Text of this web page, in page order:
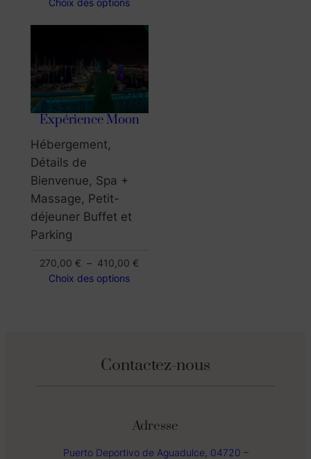
Choix des options
Expérience Moon
Hébergement,
Détails de
Bienvenue, Spa +
Massage, Petit-
déjeuner Buffet et
Parking
270,00 € – 410,00 €
Choix des options
Contactez-nous
Adresse
Puerto Deportivo de Aguadulce, 04720 –